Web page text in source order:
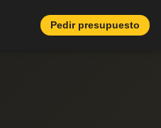
Pedir presupuesto